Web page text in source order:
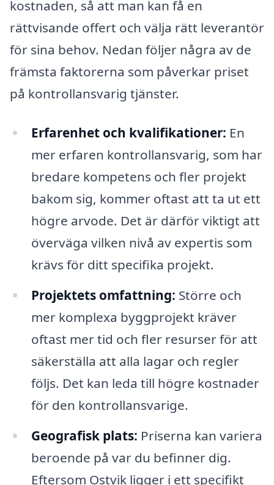
kostnaden, så att man kan få en
rättvisande offert och välja rätt leverantör
för sina behov. Nedan följer några av de
främsta faktorerna som påverkar priset
på kontrollansvarig tjänster.
Erfarenhet och kvalifikationer: En
mer erfaren kontrollansvarig, som har
bredare kompetens och fler projekt
bakom sig, kommer oftast att ta ut ett
högre arvode. Det är därför viktigt att
överväga vilken nivå av expertis som
krävs för ditt specifika projekt.
Projektets omfattning: Större och
mer komplexa byggprojekt kräver
oftast mer tid och fler resurser för att
säkerställa att alla lagar och regler
följs. Det kan leda till högre kostnader
för den kontrollansvarige.
Geografisk plats: Priserna kan variera
beroende på var du befinner dig.
Eftersom Ostvik ligger i ett specifikt